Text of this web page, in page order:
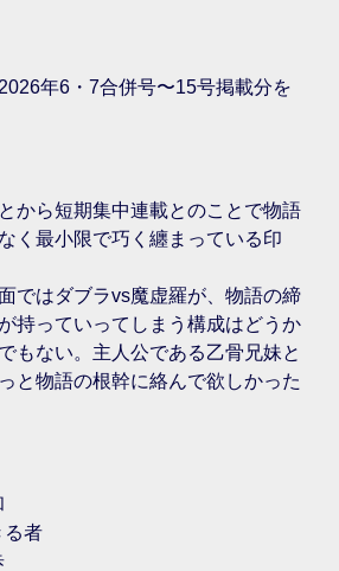
年6・7合併号〜15号掲載分を
から短期集中連載とのことで物語
く最小限で巧く纏まっている印
ではダブラvs魔虚羅が、物語の締
持っていってしまう構成はどうか
もない。主人公である乙骨兄妹と
と物語の根幹に絡んで欲しかった
る者